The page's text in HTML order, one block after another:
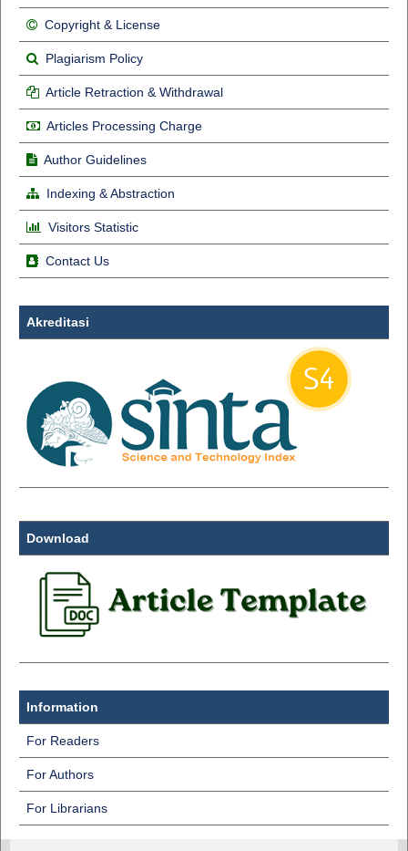
Copyright & License
Plagiarism Policy
Article Retraction & Withdrawal
Articles Processing Charge
Author Guidelines
Indexing & Abstraction
Visitors Statistic
Contact Us
Akreditasi
Download
Information
For Readers
For Authors
For Librarians